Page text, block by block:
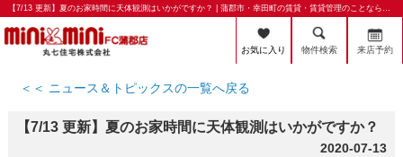
【7/13 更新】夏のお家時間に天体観測はいかがですか？ | 蒲郡市・幸田町の賃貸・賃貸管理のことならミニミニFC蒲郡店 丸七住宅株式会社
お気に入り 物件検索 来店予約
＜＜ ニュース＆トピックスの一覧へ戻る
【7/13 更新】夏のお家時間に天体観測はいかがですか？
2020-07-13